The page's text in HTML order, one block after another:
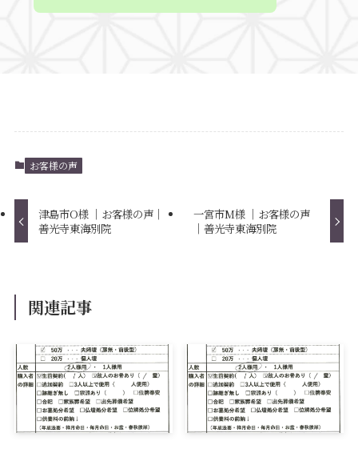
お客様の声
津島市O様 ｜お客様の声｜
善光寺東海別院
一宮市M様 ｜お客様の声
｜善光寺東海別院
関連記事